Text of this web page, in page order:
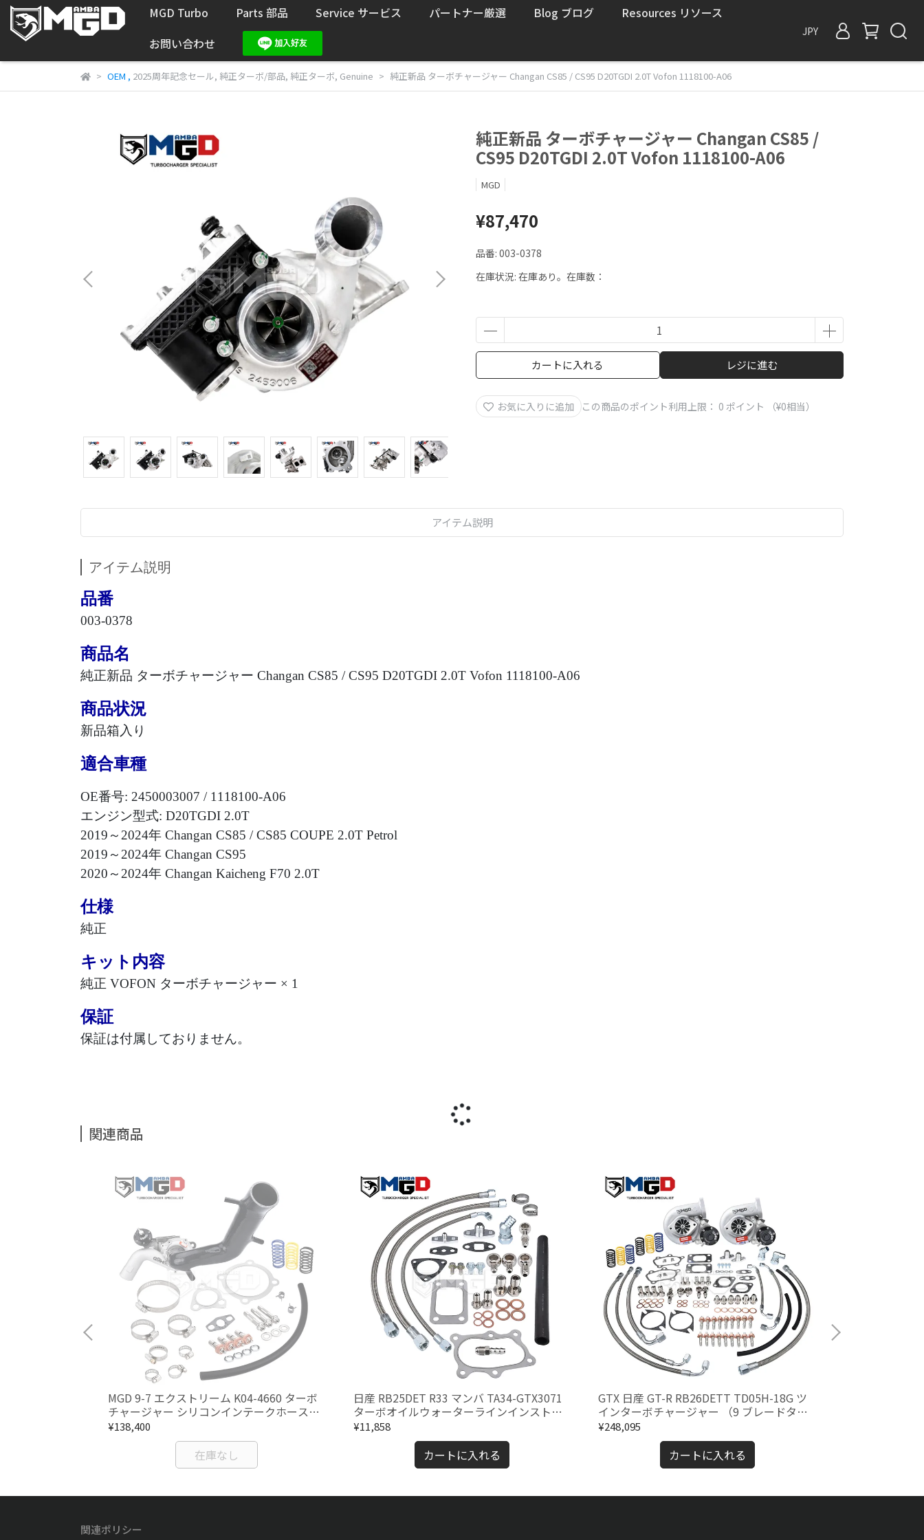
MGD Turbo Parts 部品 Service サービス パートナー厳選 Blog ブログ
Resources リソース
お問い合わせ
JPY
OEM , 2025周年記念セール, 純正ターボ/部品, 純正ターボ, Genuine 純正新品 ターボチャージャー Changan CS85 / CS95 D20TGDI 2.0T Vofon 1118100-A06
純正新品 ターボチャージャー Changan CS85 /
CS95 D20TGDI 2.0T Vofon 1118100-A06
MGD
¥87,470
品番: 003-0378
在庫状況: 在庫あり。在庫数：
カートに入れる レジに進む
お気に入りに追加 この商品のポイント利用上限： 0 ポイント （¥0相当）
アイテム説明
アイテム説明
品番
003-0378
商品名
純正新品 ターボチャージャー Changan CS85 / CS95 D20TGDI 2.0T Vofon 1118100-A06
商品状況
新品箱入り
適合車種
OE番号: 2450003007 / 1118100-A06
エンジン型式: D20TGDI 2.0T
2019 ～ 2024年 Changan CS85 / CS85 COUPE 2.0T Petrol
2019 ～ 2024年 Changan CS95
2020 ～ 2024年 Changan Kaicheng F70 2.0T
仕様
純正
キット内容
純正 VOFON ターボチャージャー × 1
保証
保証は付属しておりません。
関連商品
MGD 9-7 エクストリーム K04-4660 ターボ
チャージャー シリコンインテークホース付
Audi A3 TT VW Golf 1.8T対応
¥138,400
在庫なし
日産 RB25DET R33 マンバ TA34-GTX3071
ターボオイルウォーターラインインストー
ルキット
¥11,858
カートに入れる
GTX 日産 GT-R RB26DETT TD05H-18G ツ
インターボチャージャー （9 ブレードター
ビンホイール）
¥248,095
カートに入れる
関連ポリシー